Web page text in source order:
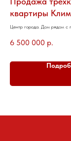
квартиры
Центр города. Дом рядом с
6 500 000 р.